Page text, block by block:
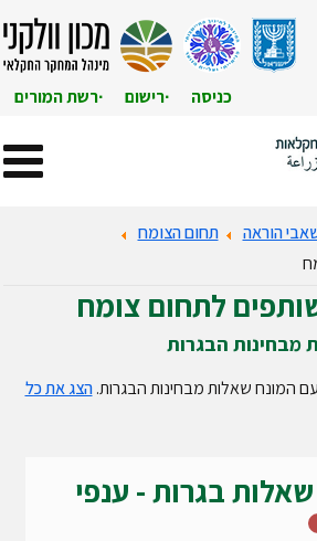
כניסה רישום רשת המורים
הוראה
תחום הצומח
לתחום צומח
מבחינות הבגרות
המונח שאלות מבחינות הבגרות.הצג את כל
בגרות - ענפי